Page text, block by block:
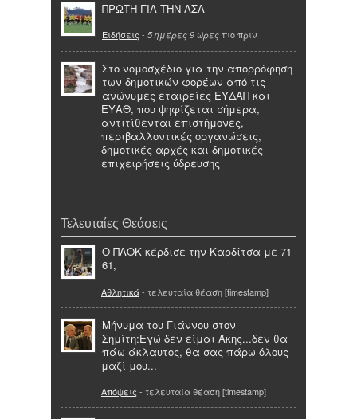
ΠΡΩΤΗ ΓΙΑ ΤΗΝ ΑΣΑ
Ειδήσεις - 5 ημέρες 9 ώρες πιο πριν
Στο νομοσχέδιο για την απορρόφηση
των δημοτικών φορέων από τις
ανώνυμες εταιρείες ΕΥΔΑΠ και
ΕΥΑΘ, που ψηφίζεται σήμερα,
αντιτίθενται επιστήμονες,
περιβαλλοντικές οργανώσεις,
δημοτικές αρχές και δημοτικές
επιχειρήσεις ύδρευσης
Τελευταίες Θεάσεις
Ο ΠΑΟΚ κέρδισε την Καρδίτσα με 71-
61,
Αθλητικά- τελευταία θέαση [timestamp]
Μήνυμα του Γιάννου στον
Σημίτη:Εγώ δεν είμαι Άκης...δεν θα
πάω άκλαυτος, θα σας πάρω όλους
μαζί μου...
Απόψεις - τελευταία θέαση [timestamp]